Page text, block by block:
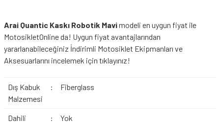
Arai Quantic Kaskı Robotik Mavimodeli en uygun fiyat ile
MotosikletOnline da! Uygun fiyat avantajlarından
yararlanabileceğiniz İndirimli Motosiklet Ekipmanları ve
Aksesuarlarını incelemek için tıklayınız!
Dış Kabuk
Malzemesi
: Fiberglass
Dahili
: Yok